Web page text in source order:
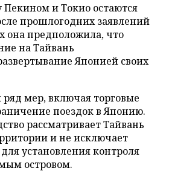
и Токио остаются
прошлогодних заявлений
она предположила, что
на Тайвань
Японией своих
ряд мер, включая торговые
поездок в Японию.
рассматривает Тайвань
и не исключает
установления контроля
островом.